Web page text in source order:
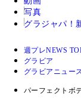
写真
グラジャパ！
週プレNEWS
グラビア
グラビアニュース
パーフェクトボ